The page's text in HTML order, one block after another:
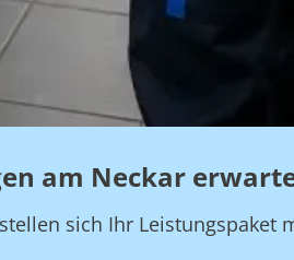
am Neckar
sich Ihr